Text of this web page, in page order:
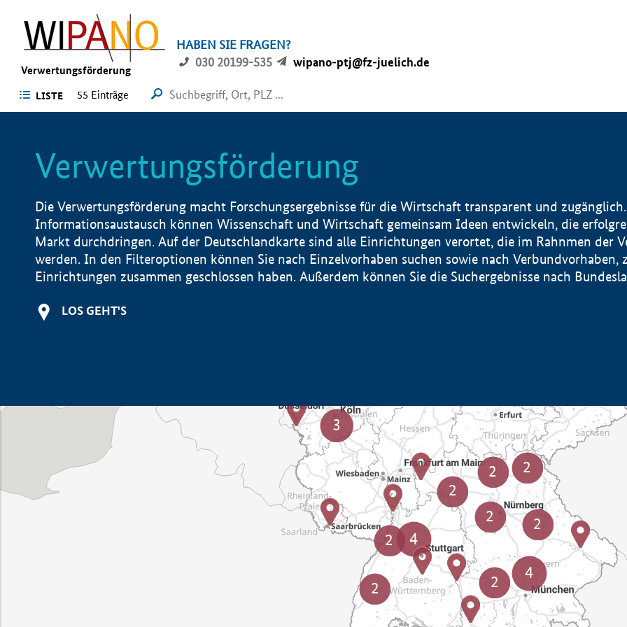
Verwertungsförderung
HABEN SIE FRAGEN?
030 20199-535
wipano-ptj@fz-juelich.de
LISTE 55 Einträge
Verwertungsförderung
Die Verwertungsförderung macht Forschungsergebnisse für die Wirtschaft transparent und
Informationsaustausch können Wissenschaft und Wirtschaft gemeinsam Ideen entwickeln, die
Markt durchdringen. Auf der Deutschlandkarte sind alle Einrichtungen verortet, die im Rahnmen der
werden. In den Filteroptionen können Sie nach Einzelvorhaben suchen sowie nach Verbundvorhaben,
Einrichtungen zusammen geschlossen haben. Außerdem können Sie die Suchergebnisse nach
LOS GEHT'S